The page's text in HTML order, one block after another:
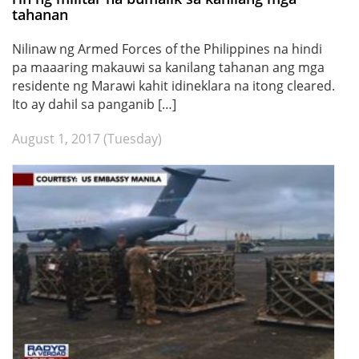
tahanan
Nilinaw ng Armed Forces of the Philippines na hindi
pa maaaring makauwi sa kanilang tahanan ang mga
residente ng Marawi kahit idineklara na itong cleared.
Ito ay dahil sa panganib […]
August 1, 2017 (Tuesday)